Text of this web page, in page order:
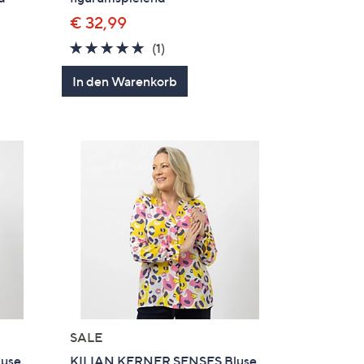
€ 32,99
5.0
von
5
(1)
Bewertungen
In den Warenkorb
SALE
KILIAN KERNER SENSES Bluse,